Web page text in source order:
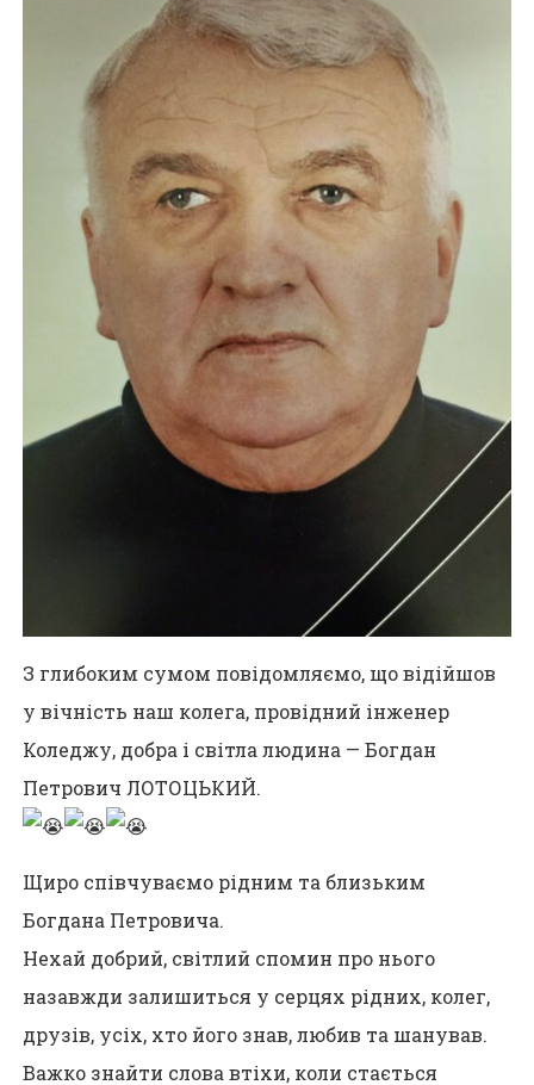
З глибоким сумом повідомляємо, що відійшов
у вічність наш колега, провідний інженер
Коледжу, добра і світла людина — Богдан
Петрович ЛОТОЦЬКИЙ.
Щиро співчуваємо рідним та близьким
Богдана Петровича.
Нехай добрий, світлий спомин про нього
назавжди залишиться у серцях рідних, колег,
друзів, усіх, хто його знав, любив та шанував.
Важко знайти слова втіхи, коли стається